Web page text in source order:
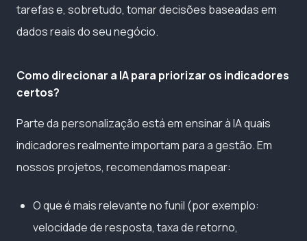
tarefas e, sobretudo, tomar decisões baseadas em
dados reais do seu negócio.
Como direcionar a IA para priorizar os indicadores
certos?
Parte da personalização está em ensinar à IA quais
indicadores realmente importam para a gestão. Em
nossos projetos, recomendamos mapear:
O que é mais relevante no funil (por exemplo:
velocidade de resposta, taxa de retorno,